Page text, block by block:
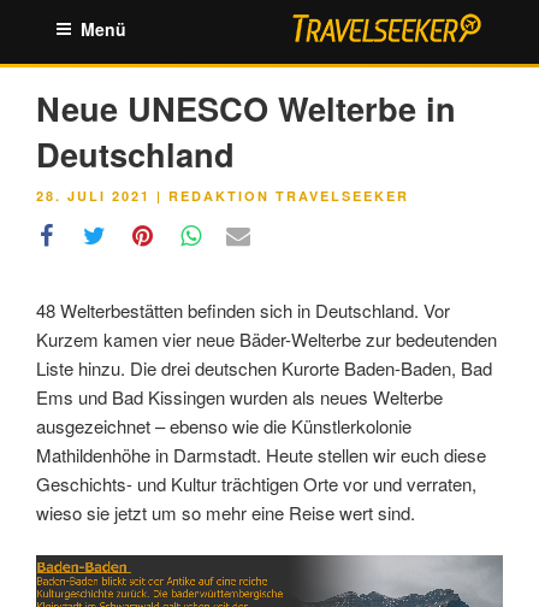
springen
Menü
Neue UNESCO Welterbe in
Deutschland
VERÖFFENTLICHT
28. JULI 2021 | REDAKTION TRAVELSEEKER
48 Welterbestätten befinden sich in Deutschland. Vor
Kurzem kamen vier neue Bäder-Welterbe zur bedeutenden
Liste hinzu. Die drei deutschen Kurorte Baden-Baden, Bad
Ems und Bad Kissingen wurden als neues Welterbe
ausgezeichnet – ebenso wie die Künstlerkolonie
Mathildenhöhe in Darmstadt. Heute stellen wir euch diese
Geschichts- und Kultur trächtigen Orte vor und verraten,
wieso sie jetzt um so mehr eine Reise wert sind.
Link Embed